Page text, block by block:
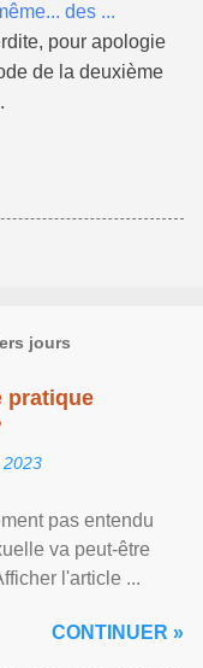
des ...
pour apologie
de la deuxième
jours
pratique
2023
pas entendu
va peut-être
l'article ...
CONTINUER »